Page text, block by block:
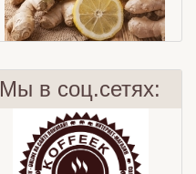
Бодрит не хуже!
Мы в соц.сетях: